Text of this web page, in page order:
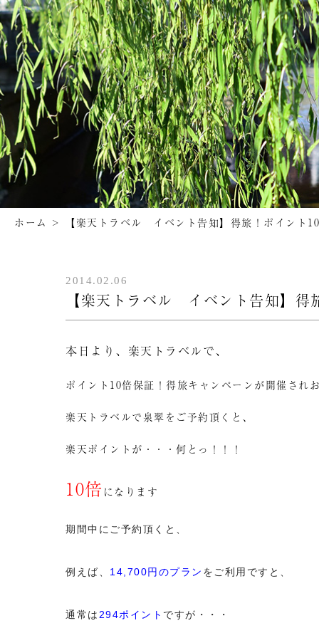
ホーム > 【楽天トラベル イベント告知】得旅！ポイント
2014.02.06
【楽天トラベル イベント告知】
本日より、楽天トラベルで、
ポイント10倍保証！得旅キャンペーンが開催され
楽天トラベルで泉翠をご予約頂くと、
楽天ポイントが・・・何とっ！！！
10倍 になります
期間中にご予約頂くと、
例えば、 14,700円のプラン をご利用ですと、
通常は 294ポイント ですが・・・